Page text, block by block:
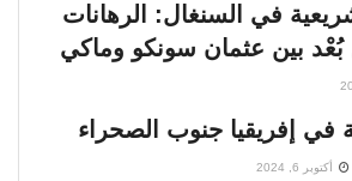
في السنغال: الرهانات
بين عثمان سونكو وماكي
في إفريقيا جنوب الصحراء
أكتوبر 6, 2024